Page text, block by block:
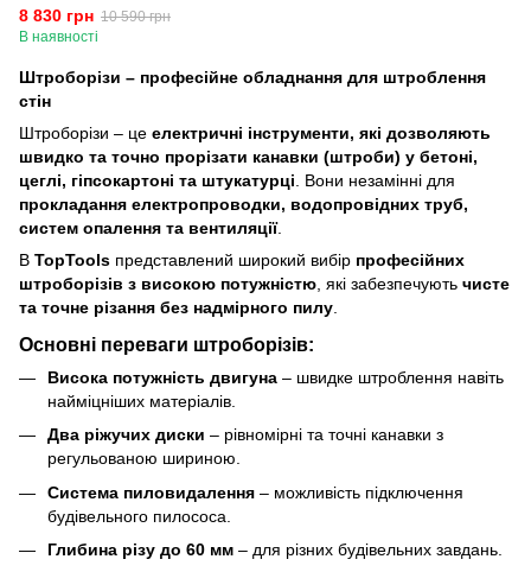
8 830 грн 10 590 грн
В наявності
Штроборізи – професійне обладнання для штроблення
стін
Штроборізи – це електричні інструменти, які дозволяють
швидко та точно прорізати канавки (штроби) у бетоні,
цеглі, гіпсокартоні та штукатурці . Вони незамінні для
прокладання електропроводки, водопровідних труб,
систем опалення та вентиляції.
В TopTools представлений широкий вибір професійних
штроборізів з високою потужністю , які забезпечують чисте
та точне різання без надмірного пилу
Основні переваги штроборізів:
Висока потужність двигуна – швидке штроблення навіть
найміцніших матеріалів.
Два ріжучих диски – рівномірні та точні канавки з
регульованою шириною.
Система пиловидалення – можливість підключення
будівельного пилососа.
Глибина різу до 60 мм – для різних будівельних завдань.